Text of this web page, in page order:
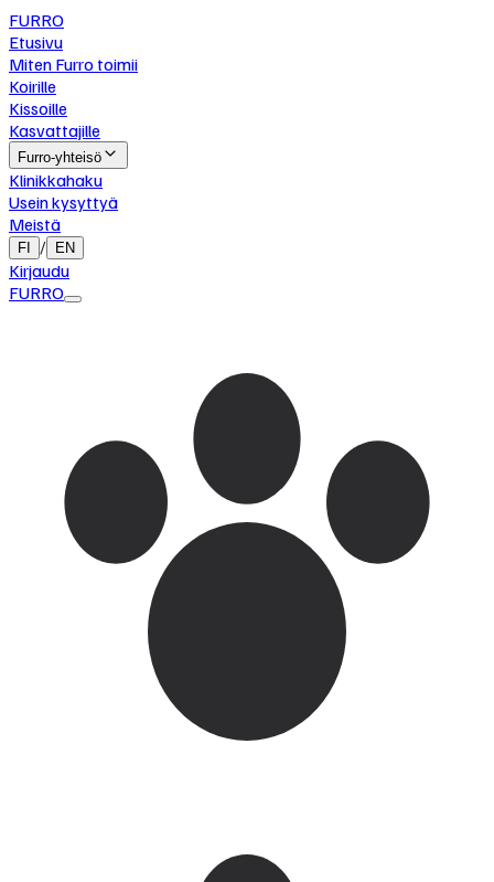
FURRO
Etusivu
Miten Furro toimii
Koirille
Kissoille
Kasvattajille
Furro-yhteisö
Klinikkahaku
Usein kysyttyä
Meistä
FI / EN
Kirjaudu
FURRO